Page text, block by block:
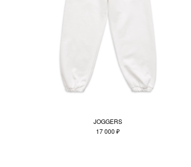
JOGGERS
17 000 ₽